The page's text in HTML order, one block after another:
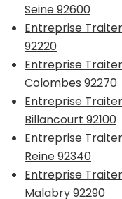
Seine 92600
Entreprise
92220
Entreprise
Colombes 92270
Entreprise
Billancourt 92100
Entreprise
Reine 92340
Entreprise
Malabry 92290